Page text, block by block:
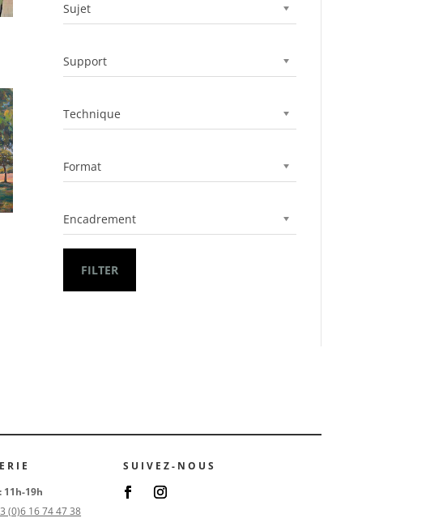
Sujet
Support
Technique
Format
Encadrement
FILTER
11h-19h
(0)6 16 74 47 38
SUIVEZ-NOUS